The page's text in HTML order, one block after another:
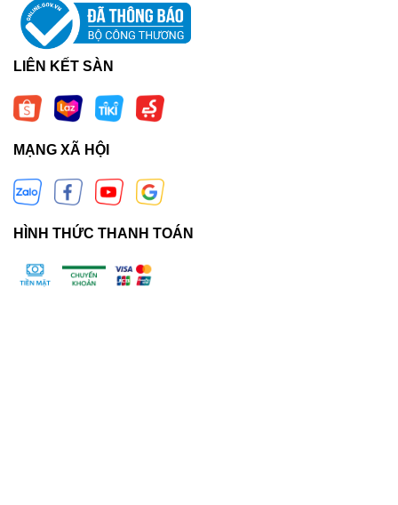
LIÊN KẾT SÀN
MẠNG XÃ HỘI
HÌNH THỨC THANH TOÁN